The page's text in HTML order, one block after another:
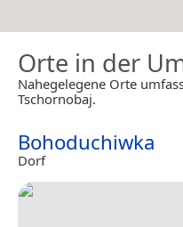
Orte in der
Nahegelegene Orte
Tschornobaj.
Bohoduchiwka
Dorf